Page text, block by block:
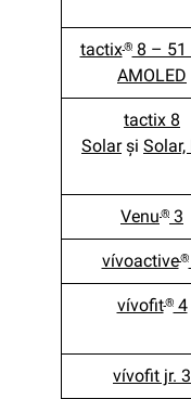
tactix®8 – 51
AMOLED
tactix 8
Solarşi Solar,
Venu ® 3
vívoactive®
vívofit®4
vívofit jr. 3